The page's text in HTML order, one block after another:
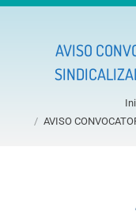
AVISO
AVISO